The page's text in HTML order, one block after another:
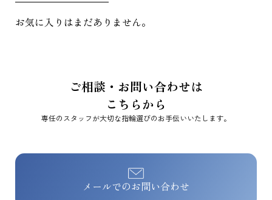
お気に入りはまだありません。
ご相談・お問い合わせは
こちらから
専任のスタッフが大切な指輪選びのお手伝いいたします。
メールでのお問い合わせ